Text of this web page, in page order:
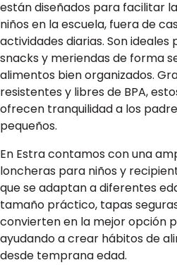
están diseñados para facilitar
niños en la escuela, fuera de
actividades diarias. Son
snacks y meriendas de forma
alimentos bien organizados.
resistentes y libres de BPA,
ofrecen tranquilidad a los
pequeños.
En Estra contamos con una
loncheras para niños y
que se adaptan a diferentes
tamaño práctico, tapas
convierten en la mejor opción
ayudando a crear hábitos de
desde temprana edad.